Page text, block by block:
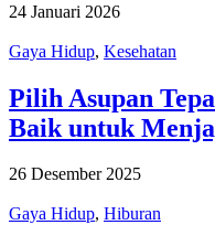
24 Januari 2026
Gaya Hidup, Kesehatan
Pilih Asupan
Baik untuk
26 Desember 2025
Gaya Hidup, Hiburan